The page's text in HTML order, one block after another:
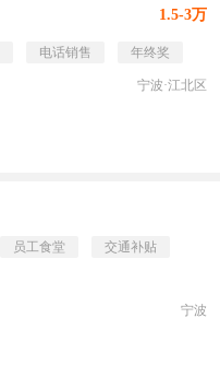
1.5-3万
电话销售 年终奖
宁波·江北区
员工食堂
交通补贴
宁波